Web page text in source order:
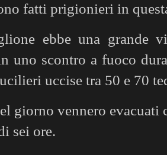
fatti prigionieri in
ebbe una grande
uno scontro a fuoco
uccise tra 50 e 70
giorno vennero evacuati
sei ore.